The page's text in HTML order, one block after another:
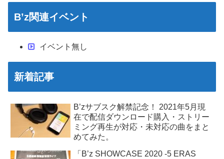
B’z関連イベント
イベント無し
新着記事
B’zサブスク解禁記念！ 2021年5月現
在で配信ダウンロード購入・ストリー
ミング再生が対応・未対応の曲をまと
めてみた。
「B’z SHOWCASE 2020 -5 ERAS